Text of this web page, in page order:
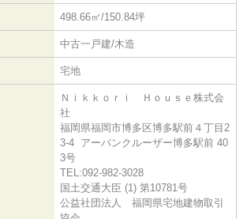
498.66㎡/150.84坪
中古一戸建/木造
宅地
Ｎｉｋｋｏｒｉ Ｈｏｕｓｅ株式会
社
福岡県福岡市博多区博多駅前４丁目2
3-4 アーバンクルーザー博多駅前 40
3号
TEL:092-982-3028
国土交通大臣 (1) 第10781号
公益社団法人 福岡県宅地建物取引